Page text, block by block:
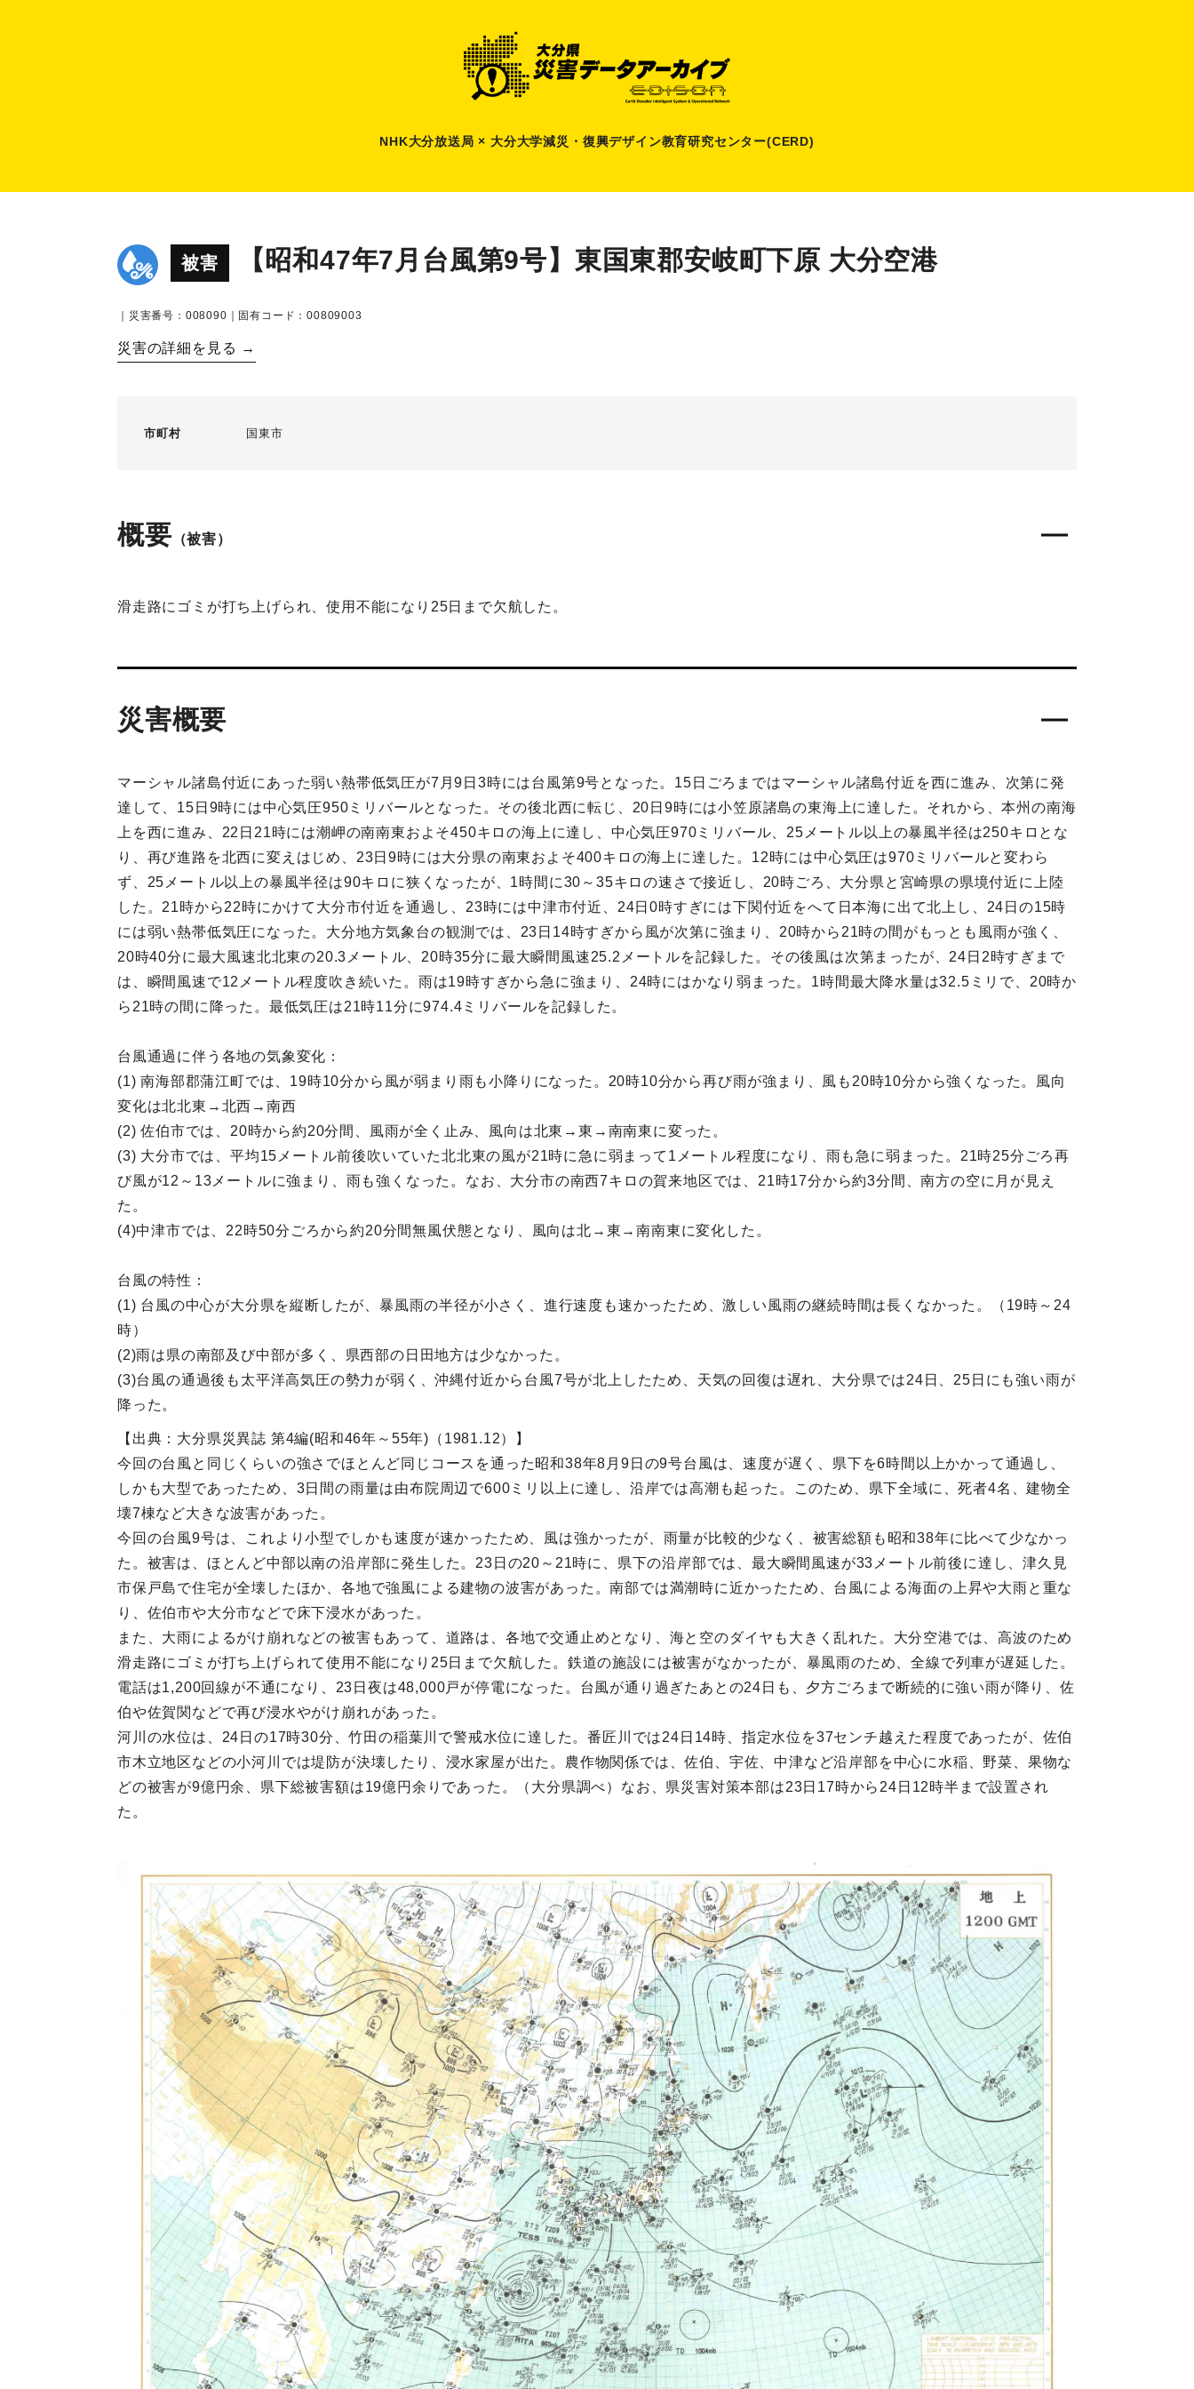
NHK大分放送局 × 大分大学減災 ・ 復興デザイン教育研究センター(CERD)
被害 【昭和47年7月台風第9号】東国東郡安岐町下原 大分空港
｜災害番号：008090｜固有コード：00809003
災害の詳細を見る →
市町村 国東市
概要 （被害）
滑走路にゴミが打ち上げられ、使用不能になり25日まで欠航した。
災害概要
マーシャル諸島付近にあった弱い熱帯低気圧が7月9日3時には台風第9号となった。15日ごろまではマーシャル諸島付近を西に進み、次第に発
達して、15日9時には中心気圧950ミリバールとなった。その後北西に転じ、20日9時には小笠原諸島の東海上に達した。それから、本州の南海
上を西に進み、22日21時には潮岬の南南東およそ450キロの海上に達し、中心気圧970ミリバール、25メートル以上の暴風半径は250キロとな
り、再び進路を北西に変えはじめ、23日9時には大分県の南東およそ400キロの海上に達した。12時には中心気圧は970ミリバールと変わら
ず、25メートル以上の暴風半径は90キロに狭くなったが、1時間に30～35キロの速さで接近し、20時ごろ、大分県と宮崎県の県境付近に上陸
した。21時から22時にかけて大分市付近を通過し、23時には中津市付近、24日0時すぎには下関付近をへて日本海に出て北上し、24日の15時
には弱い熱帯低気圧になった。大分地方気象台の観測では、23日14時すぎから風が次第に強まり、20時から21時の間がもっとも風雨が強く、
20時40分に最大風速北北東の20.3メートル、20時35分に最大瞬間風速25.2メートルを記録した。その後風は次第まったが、24日2時すぎまで
は、瞬間風速で12メートル程度吹き続いた。雨は19時すぎから急に強まり、24時にはかなり弱まった。1時間最大降水量は32.5ミリで、20時か
ら21時の間に降った。最低気圧は21時11分に974.4ミリバールを記録した。
台風通過に伴う各地の気象変化：
(1) 南海部郡蒲江町では、19時10分から風が弱まり雨も小降りになった。20時10分から再び雨が強まり、風も20時10分から強くなった。風向
変化は北北東→北西→南西
(2) 佐伯市では、20時から約20分間、風雨が全く止み、風向は北東→東→南南東に変った。
(3) 大分市では、平均15メートル前後吹いていた北北東の風が21時に急に弱まって1メートル程度になり、雨も急に弱まった。21時25分ごろ再
び風が12～13メートルに強まり、雨も強くなった。なお、大分市の南西7キロの賀来地区では、21時17分から約3分間、南方の空に月が見え
た。
(4)中津市では、22時50分ごろから約20分間無風伏態となり、風向は北→東→南南東に変化した。
台風の特性：
(1) 台風の中心が大分県を縦断したが、暴風雨の半径が小さく、進行速度も速かったため、激しい風雨の継続時間は長くなかった。（19時～24
時）
(2)雨は県の南部及び中部が多く、県西部の日田地方は少なかった。
(3)台風の通過後も太平洋高気圧の勢力が弱く、沖縄付近から台風7号が北上したため、天気の回復は遅れ、大分県では24日、25日にも強い雨が
降った。
【出典：大分県災異誌 第4編(昭和46年～55年)（1981.12）】
今回の台風と同じくらいの強さでほとんど同じコースを通った昭和38年8月9日の9号台風は、速度が遅く、県下を6時間以上かかって通過し、
しかも大型であったため、3日間の雨量は由布院周辺で600ミリ以上に達し、沿岸では高潮も起った。このため、県下全域に、死者4名、建物全
壊7棟など大きな波害があった。
今回の台風9号は、これより小型でしかも速度が速かったため、風は強かったが、雨量が比較的少なく、被害総額も昭和38年に比べて少なかっ
た。被害は、ほとんど中部以南の沿岸部に発生した。23日の20～21時に、県下の沿岸部では、最大瞬間風速が33メートル前後に達し、津久見
市保戸島で住宅が全壊したほか、各地で強風による建物の波害があった。南部では満潮時に近かったため、台風による海面の上昇や大雨と重な
り、佐伯市や大分市などで床下浸水があった。
また、大雨によるがけ崩れなどの被害もあって、道路は、各地で交通止めとなり、海と空のダイヤも大きく乱れた。大分空港では、高波のため
滑走路にゴミが打ち上げられて使用不能になり25日まで欠航した。鉄道の施設には被害がなかったが、暴風雨のため、全線で列車が遅延した。
電話は1,200回線が不通になり、23日夜は48,000戸が停電になった。台風が通り過ぎたあとの24日も、夕方ごろまで断続的に強い雨が降り、佐
伯や佐賀関などで再び浸水やがけ崩れがあった。
河川の水位は、24日の17時30分、竹田の稲葉川で警戒水位に達した。番匠川では24日14時、指定水位を37センチ越えた程度であったが、佐伯
市木立地区などの小河川では堤防が決壊したり、浸水家屋が出た。農作物関係では、佐伯、宇佐、中津など沿岸部を中心に水稲、野菜、果物な
どの被害が9億円余、県下総被害額は19億円余りであった。（大分県調べ）なお、県災害対策本部は23日17時から24日12時半まで設置され
た。